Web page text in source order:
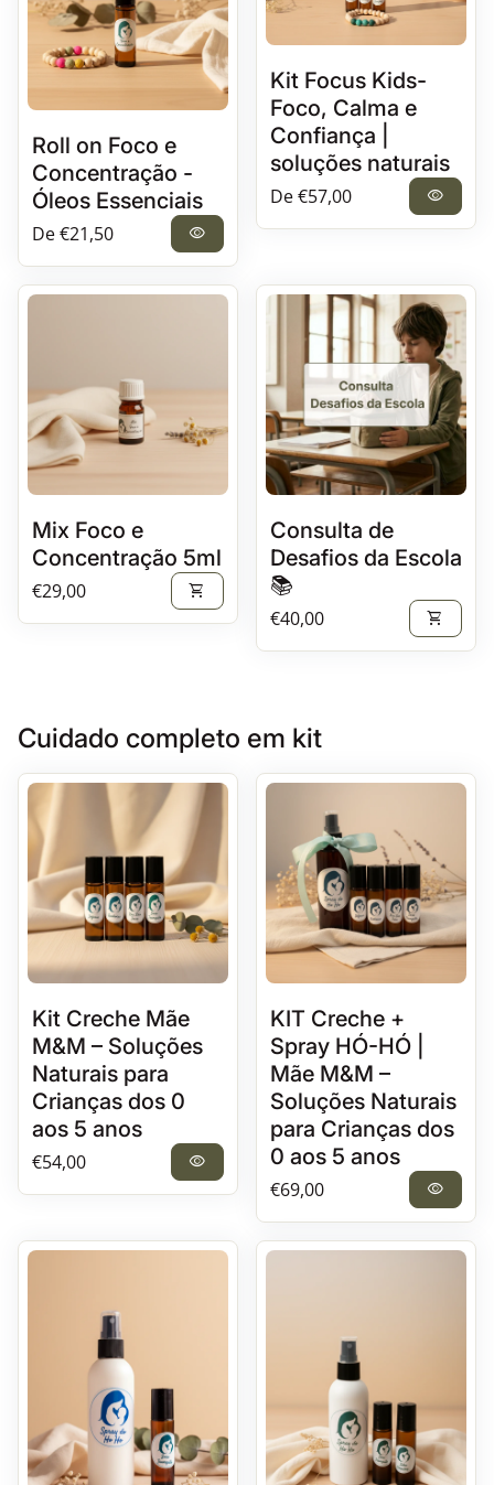
Roll on Foco e
Concentração -
Óleos Essenciais
Preço normal
De €21,50 visibility
Kit Focus Kids-
Foco, Calma e
Confiança |
soluções naturais
Preço normal
De €57,00 visibility
Mix Foco e
Concentração 5ml
Preço normal
€29,00 shopping_cart
Consulta de
Desafios da Escola
📚
Preço normal
€40,00 shopping_cart
Cuidado completo em kit
Kit Creche Mãe
M&M – Soluções
Naturais para
Crianças dos 0
aos 5 anos
Preço normal
€54,00 visibility
KIT Creche +
Spray HÓ-HÓ |
Mãe M&M –
Soluções Naturais
para Crianças dos
0 aos 5 anos
Preço normal
€69,00 visibility